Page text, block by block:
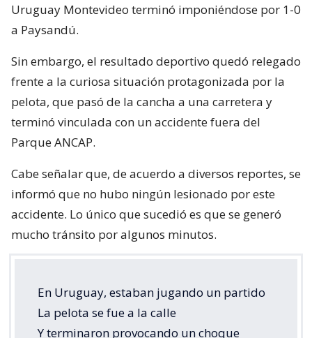
Uruguay Montevideo terminó imponiéndose por 1-0
a Paysandú.
Sin embargo, el resultado deportivo quedó relegado
frente a la curiosa situación protagonizada por la
pelota, que pasó de la cancha a una carretera y
terminó vinculada con un accidente fuera del
Parque ANCAP.
Cabe señalar que, de acuerdo a diversos reportes, se
informó que no hubo ningún lesionado por este
accidente. Lo único que sucedió es que se generó
mucho tránsito por algunos minutos.
En Uruguay, estaban jugando un partido
La pelota se fue a la calle
Y terminaron provocando un choque